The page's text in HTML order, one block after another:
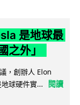
是地球最
之外」
，創辦人 Elon
球硬件實...
閱讀